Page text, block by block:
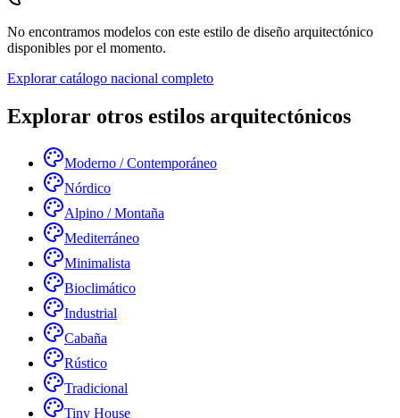
No encontramos modelos con este estilo de diseño arquitectónico
disponibles por el momento.
Explorar catálogo nacional completo
Explorar otros estilos arquitectónicos
Moderno / Contemporáneo
Nórdico
Alpino / Montaña
Mediterráneo
Minimalista
Bioclimático
Industrial
Cabaña
Rústico
Tradicional
Tiny House